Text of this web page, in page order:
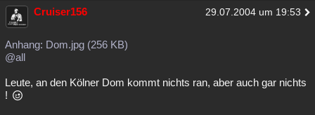
Cruiser156 29.07.2004 um 19:53
Anhang: Dom.jpg (256 KB)
@all
Leute, an den Kölner Dom kommt nichts ran, aber auch gar nichts
!